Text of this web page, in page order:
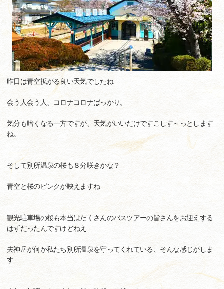
昨日は青空拡がる良い天気でしたね
会う人会う人、コロナコロナばっかり。
気分も暗くなる一方ですが、天気がいいだけですこしす～っとします
ね。
そして別所温泉の桜も８分咲きかな？
青空と桜のピンクが映えますね
観光駐車場の桜も本当はたくさんのバスツアーの皆さんをお迎えする
はずだったんですけどねえ
夫神岳が何か私たち別所温泉を守ってくれている、そんな感じがしま
す